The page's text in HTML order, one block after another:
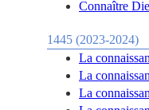
Connaître
1445 (2023-2024)
La
La
La